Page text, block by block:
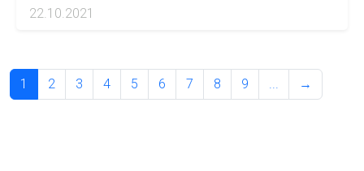
22.10.2021
1 2 3 4 5 6 7 8 9 ... →